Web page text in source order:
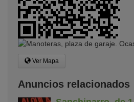
Ver Mapa
Anuncios relacionados